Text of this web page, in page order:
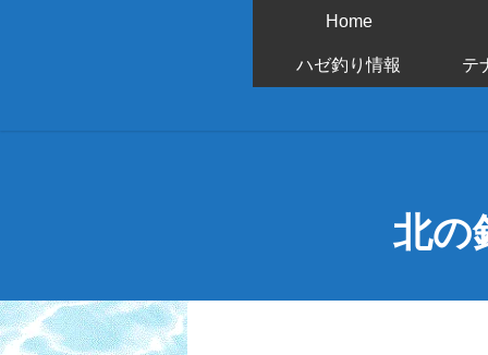
北の
Home
ハゼ釣り情報 テ